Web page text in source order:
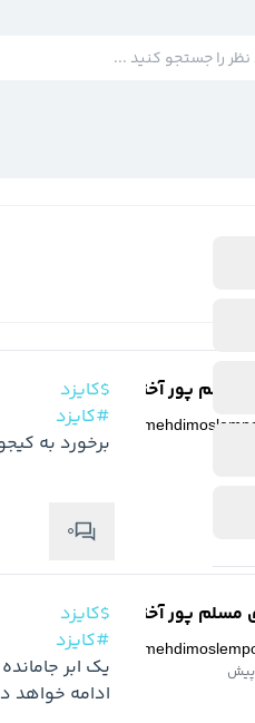
مسلم پور آخته خانه$کایزد
#کایزد
برخورد به
0
پور آخته خانه$کایزد
#کایزد
ادامه خواهد